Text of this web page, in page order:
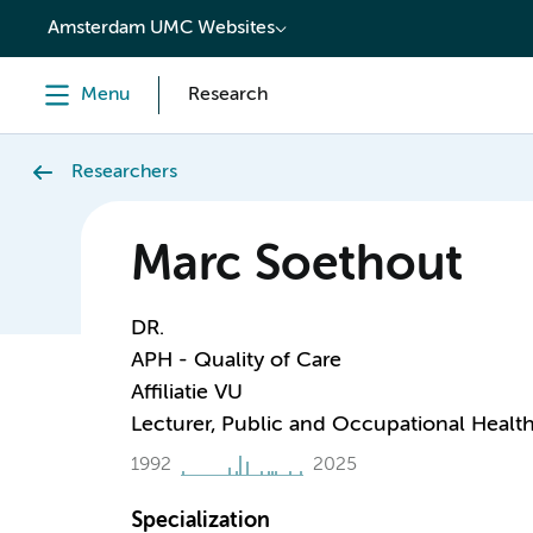
content
Amsterdam UMC Websites
Menu Research
Researchers
Marc Soethout
DR.
APH - Quality of Care
Affiliatie VU
Lecturer, Public and Occupational
1992 2025
Specialization